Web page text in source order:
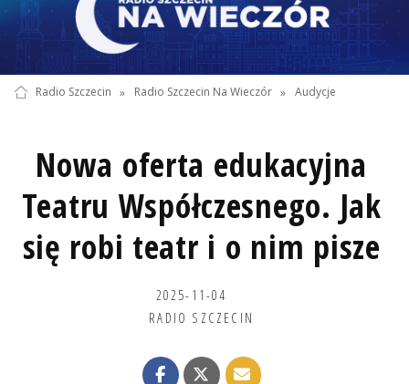
Radio Szczecin » Radio Szczecin Na Wieczór » Audycje
Nowa oferta edukacyjna
Teatru Współczesnego. Jak
się robi teatr i o nim pisze
2025-11-04
RADIO SZCZECIN